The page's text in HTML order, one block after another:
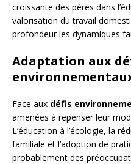
croissante des pères dans
valorisation du travail
profondeur les dynamiques
Adaptation aux
Face aux défis
amenées à repenser leur
L’éducation à l’écologie, la
familiale et l’adoption de
probablement des